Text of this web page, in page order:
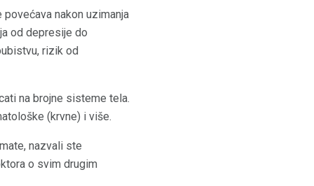
nakon uzimanja
od depresije do
rizik od
na brojne sisteme tela.
(krvne) i više.
nazvali ste
o svim drugim